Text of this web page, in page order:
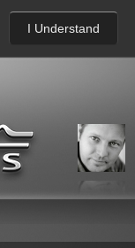
I Understand